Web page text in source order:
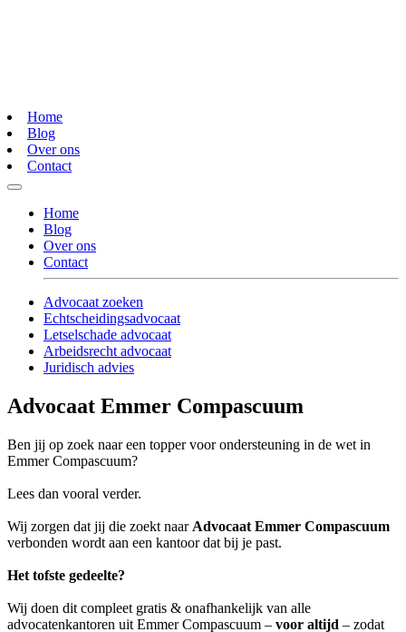
Home
Blog
Over ons
Contact
Home
Blog
Over ons
Contact
Advocaat zoeken
Echtscheidingsadvocaat
Letselschade advocaat
Arbeidsrecht advocaat
Juridisch advies
Advocaat Emmer Compascuum
Ben jij op zoek naar een topper voor ondersteuning in de wet in
Emmer Compascuum?
Lees dan vooral verder.
Wij zorgen dat jij die zoekt naar Advocaat Emmer Compascuum
verbonden wordt aan een kantoor dat bij je past.
Het tofste gedeelte?
Wij doen dit compleet gratis & onafhankelijk van alle
advocatenkantoren uit Emmer Compascuum – voor altijd – zodat